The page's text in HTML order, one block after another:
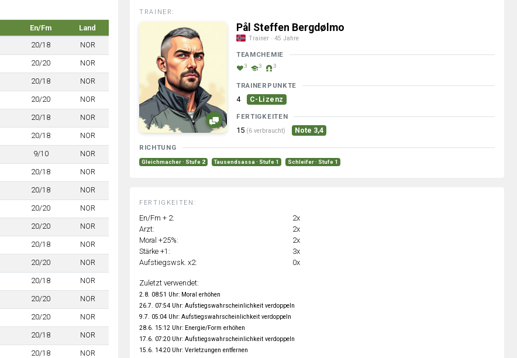
En/Fm
Land
20/18 NOR
20/20 NOR
20/18 NOR
20/20 NOR
20/18 NOR
20/18 NOR
9/10 NOR
20/18 NOR
20/18 NOR
20/20 NOR
20/20 NOR
20/18 NOR
20/20 NOR
20/18 NOR
20/20 NOR
20/20 NOR
20/18 NOR
20/18 NOR
TRAINER:
Pål Steffen Bergdølmo
Trainer · 45 Jahre
TEAMCHEMIE
3 3 3
TRAINERPUNKTE
4 C-Lizenz
FERTIGKEITEN
15 (6 verbraucht) Note 3,4
RICHTUNG
Gleichmacher · Stufe 2 Tausendsassa · Stufe 1 Schleifer · Stufe 1
FERTIGKEITEN:
En/Fm + 2:
2x
Arzt:
2x
Moral +25%:
2x
Stärke +1:
3x
Aufstiegswsk. x2:
0x
Zuletzt verwendet:
2.8. 08:51 Uhr: Moral erhöhen
26.7. 07:54 Uhr: Aufstiegswahrscheinlichkeit verdoppeln
9.7. 05:04 Uhr: Aufstiegswahrscheinlichkeit verdoppeln
28.6. 15:12 Uhr: Energie/Form erhöhen
17.6. 07:20 Uhr: Aufstiegswahrscheinlichkeit verdoppeln
15.6. 14:20 Uhr: Verletzungen entfernen